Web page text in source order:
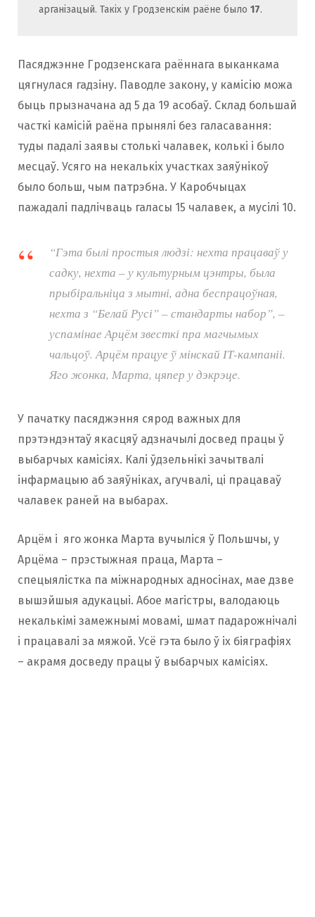
арганізацый. Такіх у Гродзенскім раёне было 17.
Пасяджэнне Гродзенскага раённага выканкама
цягнулася гадзіну. Паводле закону, у камісію можа
быць прызначана ад 5 да 19 асобаў. Склад большай
часткі камісій раёна прынялі без галасавання:
туды падалі заявы столькі чалавек, колькі і было
месцаў. Усяго на некалькіх участках заяўнікоў
было больш, чым патрэбна. У Каробчыцах
пажадалі падлічваць галасы 15 чалавек, а мусілі 10.
“Гэта былі простыя людзі: нехта працаваў у
садку, нехта – у культурным цэнтры, была
прыбіральніца з мытні, адна беспрацоўная,
нехта з “Белай Русі” – стандарты набор”, –
успамінае Арцём звесткі пра магчымых
чальцоў. Арцём працуе ў мінскай ІТ-кампаніі.
Яго жонка, Марта, цяпер у дэкрэце.
У пачатку пасяджэння сярод важных для
прэтэндэнтаў якасцяў адзначылі досвед працы ў
выбарчых камісіях. Калі ўдзельнікі зачытвалі
інфармацыю аб заяўніках, агучвалі, ці працаваў
чалавек раней на выбарах.
Арцём і яго жонка Марта вучыліся ў Польшчы, у
Арцёма – прэстыжная праца, Марта –
спецыялістка па міжнародных адносінах, мае дзве
вышэйшыя адукацыі. Абое магістры, валодаюць
некалькімі замежнымі мовамі, шмат падарожнічалі
і працавалі за мяжой. Усё гэта было ў іх біяграфіях
– акрамя досведу працы ў выбарчых камісіях.